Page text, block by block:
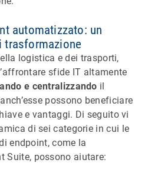
automatizzato: un
trasformazione
logistica e dei trasporti,
sfide IT altamente
e centralizzando il
possono beneficiare
e vantaggi. Di seguito vi
di sei categorie in cui le
endpoint, come la
Suite, possono aiutare: